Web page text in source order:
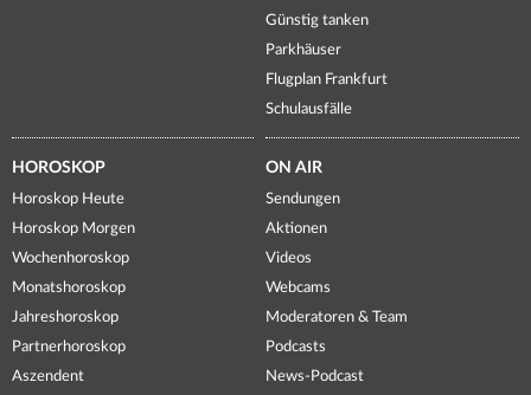
Günstig tanken
Parkhäuser
Flugplan Frankfurt
Schulausfälle
HOROSKOP
Horoskop Heute
Horoskop Morgen
Wochenhoroskop
Monatshoroskop
Jahreshoroskop
Partnerhoroskop
Aszendent
ON AIR
Sendungen
Aktionen
Videos
Webcams
Moderatoren & Team
Podcasts
News-Podcast